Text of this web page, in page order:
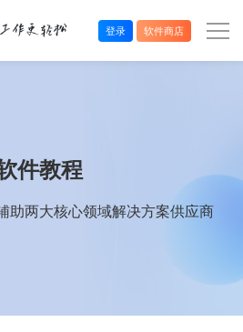
登录 软件商店
件教程
助两大核心领域解决方案供应商